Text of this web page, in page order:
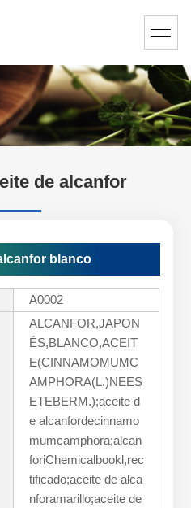
de alcanfor
blanco
A0002
ALCANFOR,JAPON
ÉS,BLANCO,ACEIT
E(CINNAMOMUMC
AMPHORA(L.)NEES
ETEBERM.);aceite d
e alcanfordecinnamo
mumcamphora;alcan
foriChemicalbookl,rec
tificado;aceite de alca
nforamarillo;aceite de